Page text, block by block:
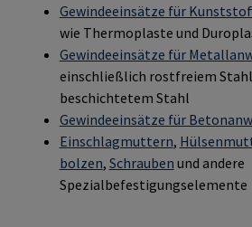
Gewindeeinsätze für
wie Thermoplaste und
Gewindeeinsätze für
einschließlich rostfreiem
beschichtetem Stahl
Gewindeeinsätze für
Einschlagmuttern,
bolzen, Schrauben und andere
Spezialbefestigungselemente